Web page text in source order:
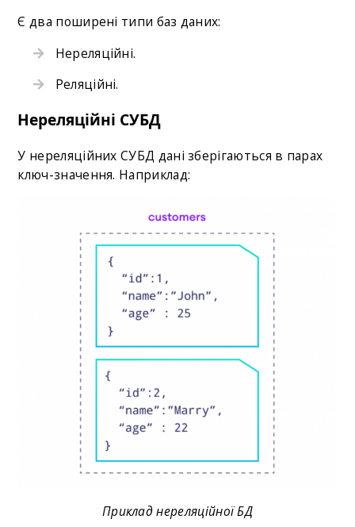
Є два поширені типи баз даних:
Нереляційні.
Реляційні.
Нереляційні СУБД
У нереляційних СУБД дані зберігаються в парах
ключ-значення. Наприклад:
Приклад нереляційної БД